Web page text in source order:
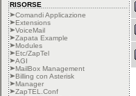
RISORSE
Comandi Applicazione
Extensions
VoiceMail
Zapata Example
Modules
Etc/ZapTel
AGI
MailBox Management
Billing con Asterisk
Manager
ZapTEL.Conf